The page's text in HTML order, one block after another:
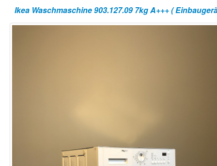
Ikea Waschmaschine 903.127.09 7kg A+++ (